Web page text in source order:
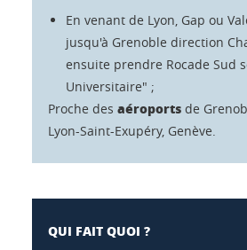
En venant de Lyon, Gap ou
jusqu'à Grenoble direction
ensuite prendre Rocade Sud
Universitaire" ;
Proche des aéroports de
Lyon-Saint-Exupéry, Genève.
QUI FAIT QUOI ?